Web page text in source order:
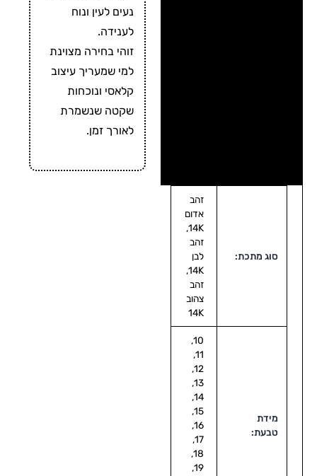
נעים לעין ונוח
לענידה.
זוהי בחירה מצוינת
למי שמעריך עיצוב
קלאסי ונוכחות
שקטה שנשמרת
לאורך זמן.
סוג מתכת:
זהב
אדום
14K,
זהב
לבן
14K,
זהב
צהוב
14K
מידת
טבעת:
10,
11,
12,
13,
14,
15,
16,
17,
18,
19,